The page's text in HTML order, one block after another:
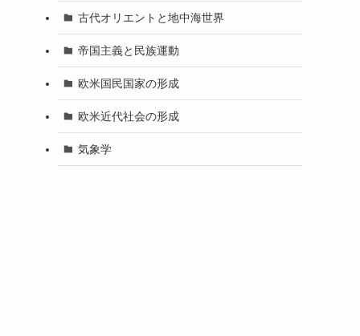
古代オリエントと地中海世界
帝国主義と民族運動
欧米国民国家の形成
欧米近代社会の形成
気象学